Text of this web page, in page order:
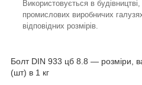
Використовується в
промислових виробничих
відповідних розмірів.
Болт DIN 933 цб 8.8 — розміри,
(шт) в 1 кг